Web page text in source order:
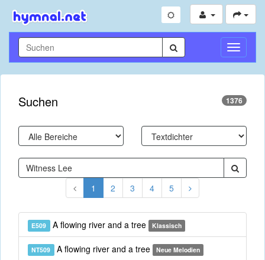
Suchen 1376
1 2 3 4 5
E509 A flowing river and a tree Klassisch
NT509 A flowing river and a tree Neue Melodien